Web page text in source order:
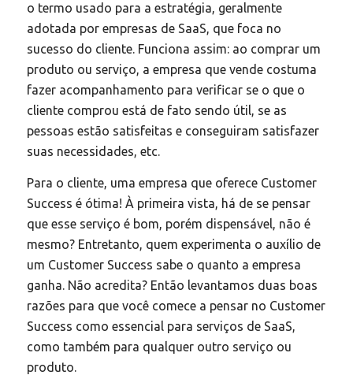
o termo usado para a estratégia, geralmente
adotada por empresas de SaaS, que foca no
sucesso do cliente. Funciona assim: ao comprar um
produto ou serviço, a empresa que vende costuma
fazer acompanhamento para verificar se o que o
cliente comprou está de fato sendo útil, se as
pessoas estão satisfeitas e conseguiram satisfazer
suas necessidades, etc.
Para o cliente, uma empresa que oferece Customer
Success é ótima! À primeira vista, há de se pensar
que esse serviço é bom, porém dispensável, não é
mesmo? Entretanto, quem experimenta o auxílio de
um Customer Success sabe o quanto a empresa
ganha. Não acredita? Então levantamos duas boas
razões para que você comece a pensar no Customer
Success como essencial para serviços de SaaS,
como também para qualquer outro serviço ou
produto.